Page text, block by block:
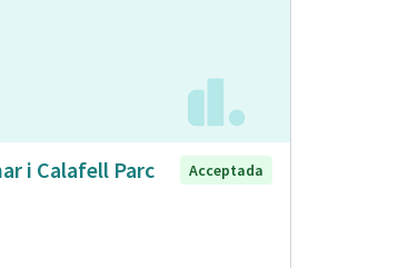
i Calafell Parc Acceptada